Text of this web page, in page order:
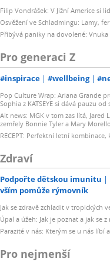
Filip Vondrášek: V Jižní Americe si
Osvěžení ve Schladmingu: Lamy,
Přibývá paniky na dovolené:
Pro generaci Z
#inspirace #wellbeing
Pop Culture Wrap: Ariana Grande
Sophia z KATSEYE si dává pauzu
Alt news: MGK v tom zas lítá,
zemřely Bonnie Tyler a Mary Morello
RECEPT: Perfektní letní
Zdraví
Podpořte dětskou imunitu
vším pomůže rýmovník
Jak se zdravě zchladit v tropických
Úpal a úžeh: Jak je poznat a jak se
Parazité v nás: Kterým se u nás líbí
Pro nejmenší